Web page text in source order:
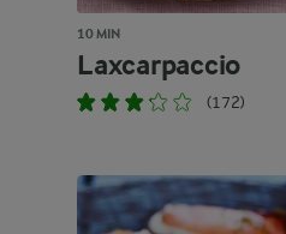
10 MIN
Laxcarpaccio
(172)